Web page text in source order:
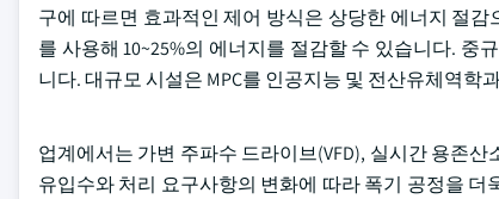
구에 따르면 효과적인 제어 방식은 상당한 에너지 절감
를 사용해 10~25%의 에너지를 절감할 수 있습니다. 중
니다. 대규모 시설은 MPC를 인공지능 및 전산유체역학
업계에서는 가변 주파수 드라이브(VFD), 실시간 용존
유입수와 처리 요구사항의 변화에 따라 폭기 공정을 더